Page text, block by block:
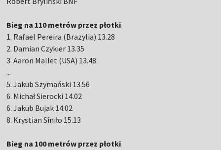
Bieg na 110 metrów przez płotki
1. Rafael Pereira (Brazylia) 13.28
2. Damian Czykier 13.35
3. Aaron Mallet (USA) 13.48
...
5. Jakub Szymański 13.56
6. Michał Sierocki 14.02
6. Jakub Bujak 14.02
8. Krystian Siniło 15.13
Bieg na 100 metrów przez płotki